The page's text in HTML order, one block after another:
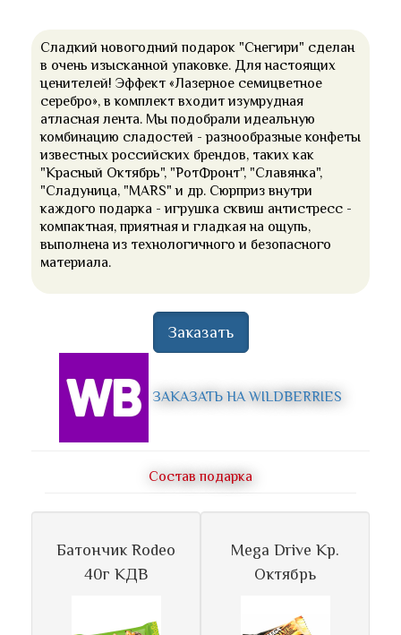
Сладкий новогодний подарок "Снегири" сделан
в очень изысканной упаковке. Для настоящих
ценителей! Эффект «Лазерное семицветное
серебро», в комплект входит изумрудная
атласная лента. Мы подобрали идеальную
комбинацию сладостей - разнообразные конфеты
известных российских брендов, таких как
"Красный Октябрь", "РотФронт", "Славянка",
"Сладуница, "MARS" и др. Сюрприз внутри
каждого подарка - игрушка сквиш антистресс -
компактная, приятная и гладкая на ощупь,
выполнена из технологичного и безопасного
материала.
Заказать
ЗАКАЗАТЬ НА WILDBERRIES
Состав подарка
Батончик Rodeo
40г КДВ
Mega Drive Кр.
Октябрь